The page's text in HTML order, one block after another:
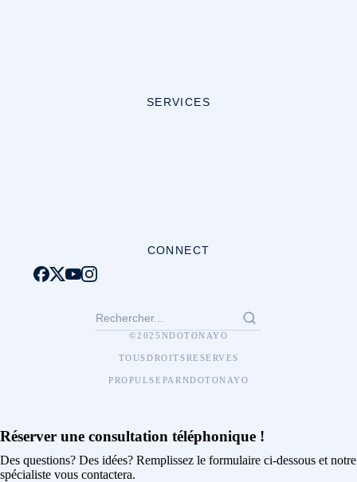
SERVICES
CONNECT
© 2025 NDOTONAYO
TOUS DROITS RESERVES
PROPULSE PAR NDOTONAYO
Réserver une consultation téléphonique !
Des questions? Des idées? Remplissez le formulaire ci-dessous et notre
spécialiste vous contactera.